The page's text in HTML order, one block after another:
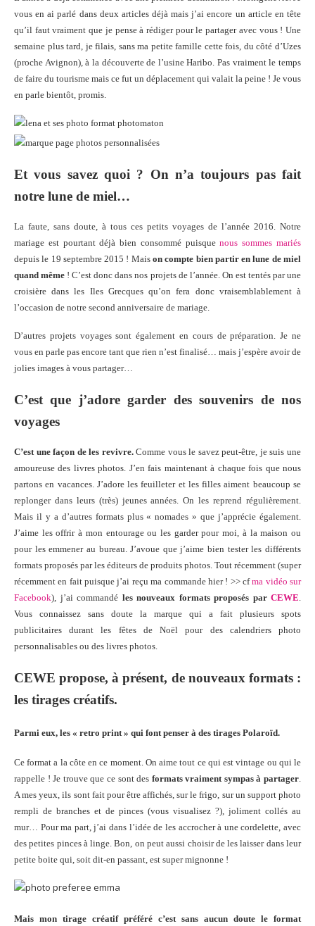
vous en ai parlé dans deux articles déjà mais j’ai encore un article en tête
qu’il faut vraiment que je pense à rédiger pour le partager avec vous ! Une
semaine plus tard, je filais, sans ma petite famille cette fois, du côté d’Uzes
(proche Avignon), à la découverte de l’usine Haribo. Pas vraiment le temps
de faire du tourisme mais ce fut un déplacement qui valait la peine ! Je vous
en parle bientôt, promis.
Et vous savez quoi ? On n’a toujours pas fait
notre lune de miel…
La faute, sans doute, à tous ces petits voyages de l’année 2016. Notre
mariage est pourtant déjà bien consommé puisquenous sommes mariés
depuis le 19 septembre 2015 ! Mais on compte bien partir en lune de miel
quand même ! C’est donc dans nos projets de l’année. On est tentés par une
croisière dans les Iles Grecques qu’on fera donc vraisemblablement à
l’occasion de notre second anniversaire de mariage.
D’autres projets voyages sont également en cours de préparation. Je ne
vous en parle pas encore tant que rien n’est finalisé… mais j’espère avoir de
jolies images à vous partager…
C’est que j’adore garder des souvenirs de nos
voyages
C’est une façon de les revivre.Comme vous le savez peut-être, je suis une
amoureuse des livres photos. J’en fais maintenant à chaque fois que nous
partons en vacances. J’adore les feuilleter et les filles aiment beaucoup se
replonger dans leurs (très) jeunes années. On les reprend régulièrement.
Mais il y a d’autres formats plus « nomades » que j’apprécie également.
J’aime les offrir à mon entourage ou les garder pour moi, à la maison ou
pour les emmener au bureau. J’avoue que j’aime bien tester les différents
formats proposés par les éditeurs de produits photos. Tout récemment (super
récemment en fait puisque j’ai reçu ma commande hier ! >> cfma vidéo sur
Facebook), j’ai commandé les nouveaux formats proposés par CEWE.
Vous connaissez sans doute la marque qui a fait plusieurs spots
publicitaires durant les fêtes de Noël pour des calendriers photo
personnalisables ou des livres photos.
CEWE propose, à présent, de nouveaux formats :
les tirages créatifs.
Parmi eux, les « retro print » qui font penser à des tirages Polaroïd.
Ce format a la côte en ce moment. On aime tout ce qui est vintage ou qui le
rappelle ! Je trouve que ce sont des formats vraiment sympas à partager.
A mes yeux, ils sont fait pour être affichés, sur le frigo, sur un support photo
rempli de branches et de pinces (vous visualisez ?), joliment collés au
mur… Pour ma part, j’ai dans l’idée de les accrocher à une cordelette, avec
des petites pinces à linge. Bon, on peut aussi choisir de les laisser dans leur
petite boite qui, soit dit-en passant, est super mignonne !
Mais mon tirage créatif préféré c’est sans aucun doute le format